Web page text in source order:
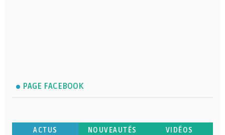
PAGE FACEBOOK
ACTUS NOUVEAUTÉS VIDÉOS